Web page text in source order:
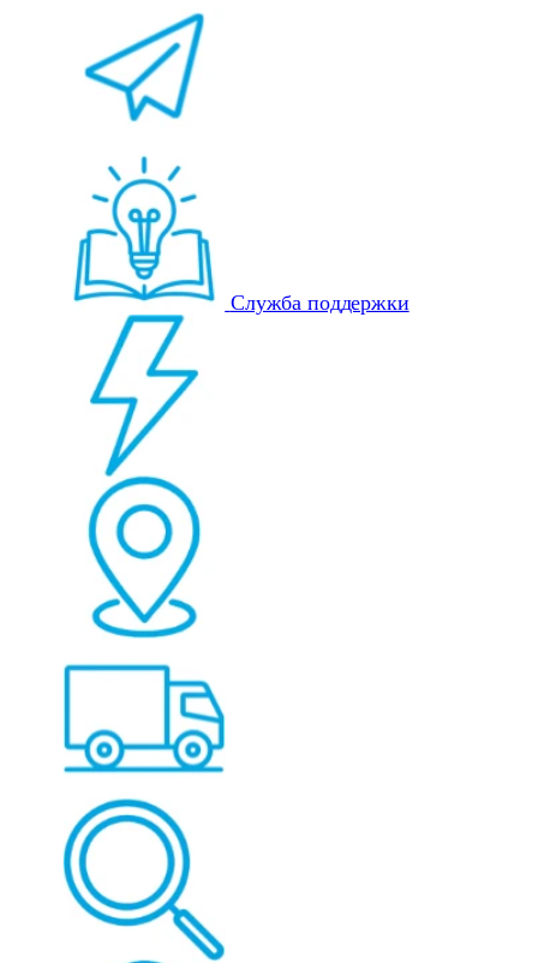
Служба поддержки